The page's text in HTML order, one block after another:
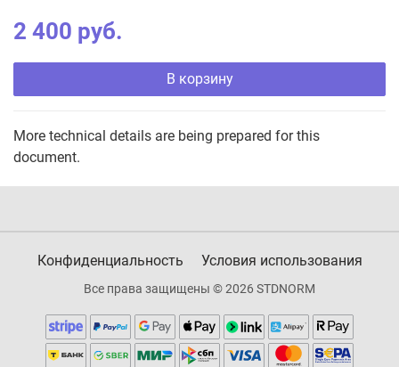
2 400 руб.
В корзину
More technical details are being prepared for this
document.
Конфиденциальность Условия использования
Все права защищены © 2026 STDNORM